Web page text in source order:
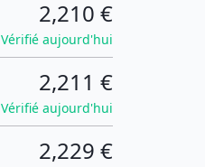
2,210 €
Vérifié aujourd'hui
2,211 €
Vérifié aujourd'hui
2,229 €